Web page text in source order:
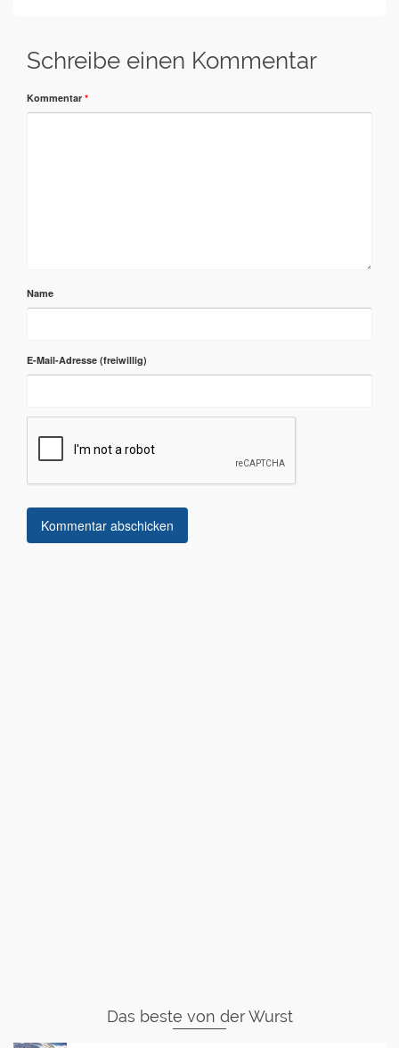
Schreibe einen Kommentar
Kommentar *
Name
E-Mail-Adresse
Das beste von der Wurst